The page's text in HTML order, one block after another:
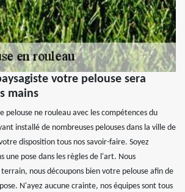
votre pelouse sera
mains
pelouse ne rouleau avec les compétences du
installé de nombreuses pelouses dans la ville de
disposition tous nos savoir-faire. Soyez
une pose dans les règles de l'art. Nous
nous découpons bien votre pelouse afin de
N'ayez aucune crainte, nos équipes sont tous